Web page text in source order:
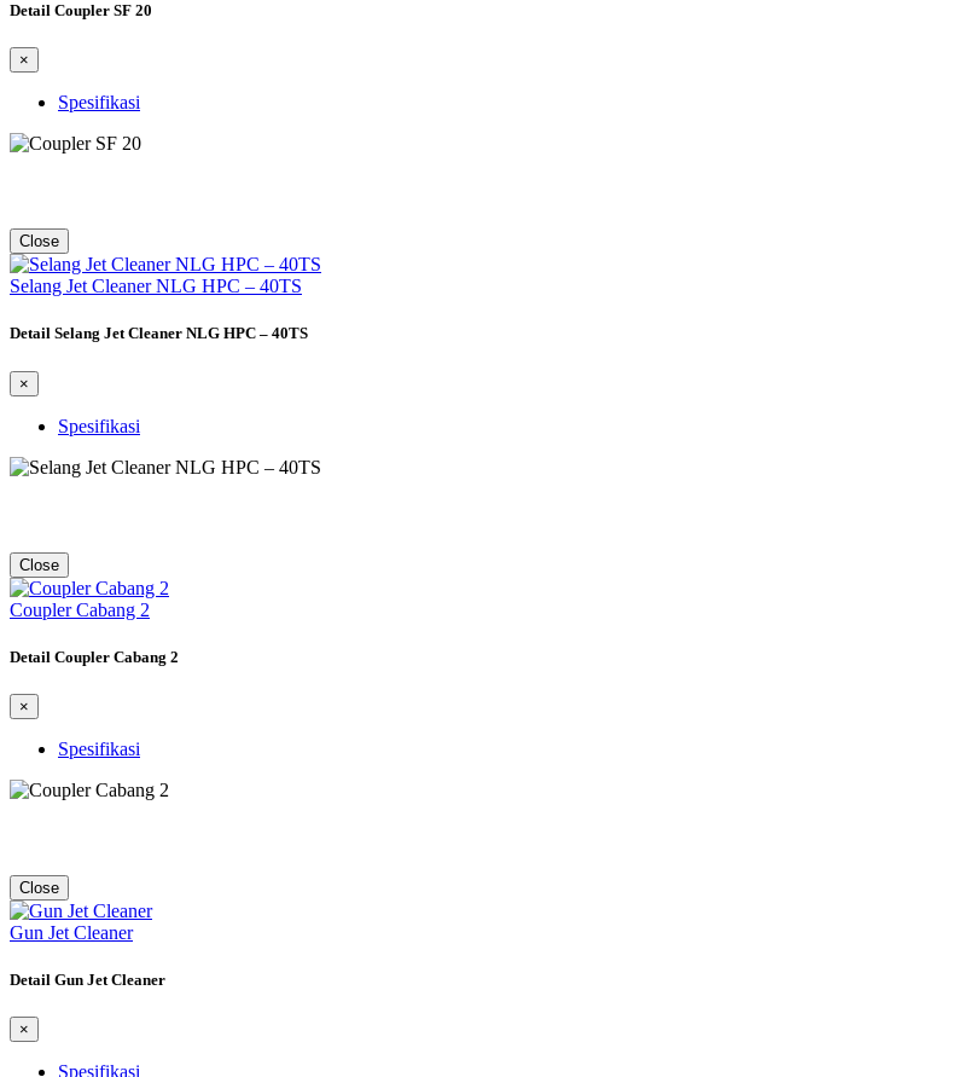
Detail Coupler SF 20
×
Spesifikasi
Close
Selang Jet Cleaner NLG HPC – 40TS
Detail Selang Jet Cleaner NLG HPC – 40TS
×
Spesifikasi
Close
Coupler Cabang 2
Detail Coupler Cabang 2
×
Spesifikasi
Close
Gun Jet Cleaner
Detail Gun Jet Cleaner
×
Spesifikasi